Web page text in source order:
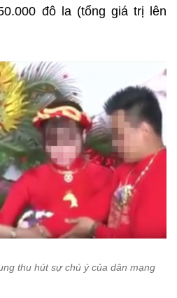
đô la (tổng giá trị lên
thu hút sự chú ý của dân mạng